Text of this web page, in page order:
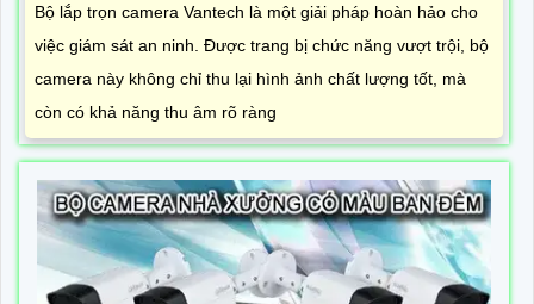
Bộ lắp trọn camera Vantech là một giải pháp hoàn hảo cho
việc giám sát an ninh. Được trang bị chức năng vượt trội, bộ
camera này không chỉ thu lại hình ảnh chất lượng tốt, mà
còn có khả năng thu âm rõ ràng